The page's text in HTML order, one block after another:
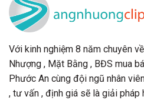
Với kinh nghiệm 8 năm chuyên
Nhượng , Mặt Bằng , BĐS mua
Phước An cùng đội ngũ nhân
, tư vấn , định giá sẽ là giải pháp